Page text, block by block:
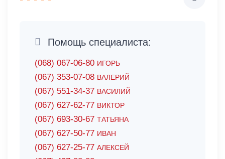
Помощь специалиста:
(068) 067-06-80 ИГОРЬ
(067) 353-07-08 ВАЛЕРИЙ
(067) 551-34-37 ВАСИЛИЙ
(067) 627-62-77 ВИКТОР
(067) 693-30-67 ТАТЬЯНА
(067) 627-50-77 ИВАН
(067) 627-25-77 АЛЕКСЕЙ